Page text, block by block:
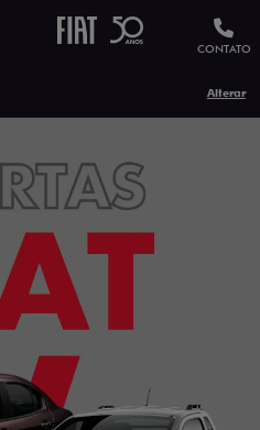
CONTATO
Alterar